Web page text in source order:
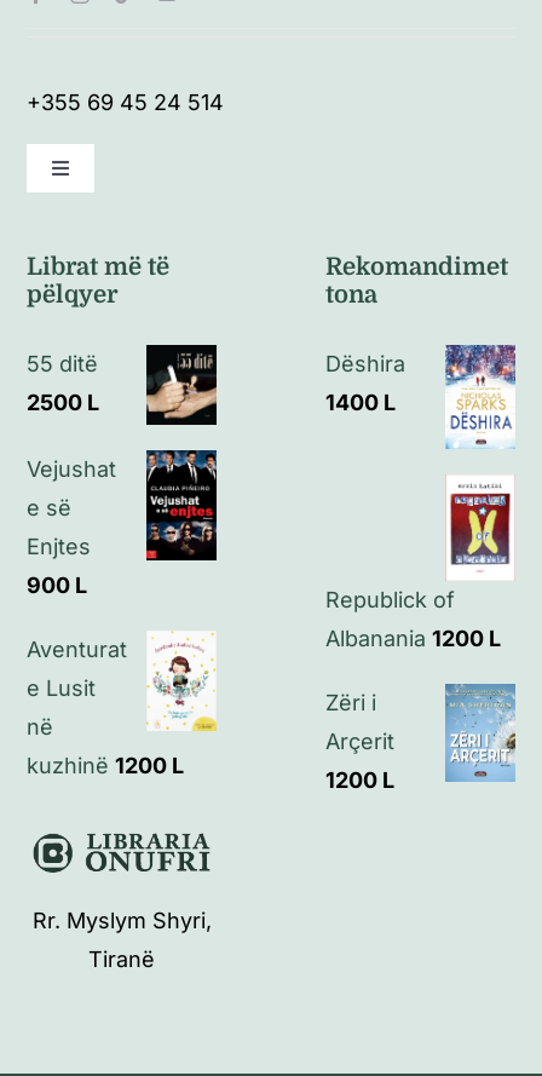
+355 69 45 24 514
Toggle
Politikat e kthimeve
Politikat e privatësisë
Kontakt
Librat më të
pëlqyer
55 ditë
2500 L
Vejushat
e së
Enjtes
900 L
Aventurat
e Lusit
në
kuzhinë 1200 L
Rekomandimet
tona
Dëshira
1400 L
Republick of
Albanania 1200 L
Zëri i
Arçerit
1200 L
Rr. Myslym Shyri,
Tiranë